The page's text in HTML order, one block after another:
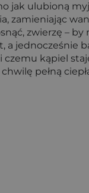
jak ulubioną
zamieniając
zwierzę – by
jednocześnie
kąpiel
pełną